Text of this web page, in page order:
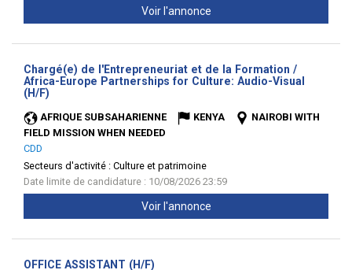
Voir l'annonce
Chargé(e) de l'Entrepreneuriat et de la Formation /
Africa-Europe Partnerships for Culture: Audio-Visual
(H/F)
AFRIQUE SUBSAHARIENNE KENYA
NAIROBI WITH
FIELD MISSION WHEN NEEDED
CDD
Secteurs d'activité : Culture et patrimoine
Date limite de candidature : 10/08/2026 23:59
Voir l'annonce
OFFICE ASSISTANT (H/F)